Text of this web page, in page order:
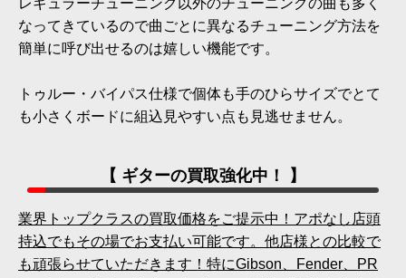
レギュラーチューニング以外のチューニングの曲も多く
なってきているので曲ごとに異なるチューニング方法を
簡単に呼び出せるのは嬉しい機能です。
トゥルー・バイパス仕様で個体も手のひらサイズでとて
も小さくボードに組込見やすい点も見逃せません。
【 ギターの買取強化中！ 】
業界トップクラスの買取価格をご提示中！アポなし店頭
持込でもその場でお支払い可能です。他店様との比較で
も頑張らせていただきます！特にGibson、Fender、PR